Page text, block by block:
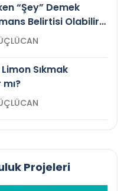
“Şey” Demek
Belirtisi Olabilir
GÜÇLÜCAN
Sıkmak
GÜÇLÜCAN
Projeleri